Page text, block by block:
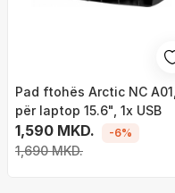
Pad ftohës Arctic NC A01,
për laptop 15.6", 1x USB
1,590 MKD.
1,690 MKD.
-6%